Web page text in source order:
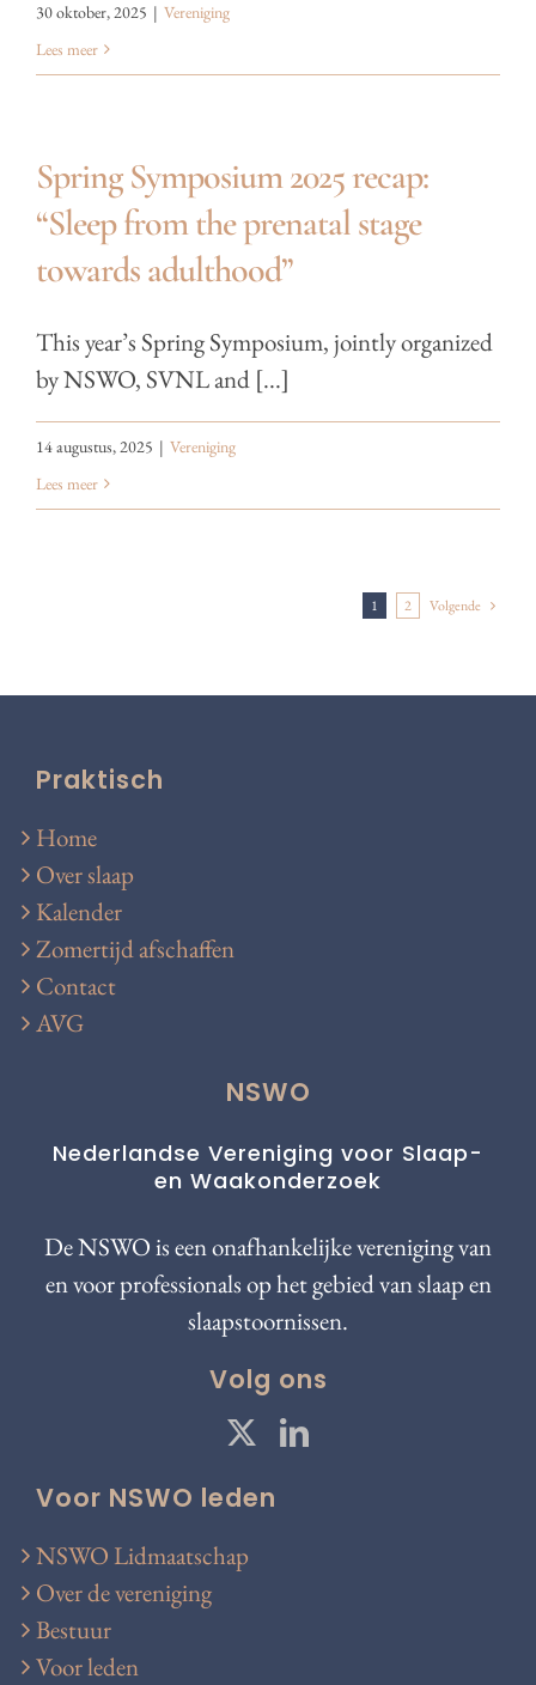
30 oktober, 2025 | Vereniging
Lees meer
Spring Symposium 2025 recap:
“Sleep from the prenatal stage
towards adulthood”
This year’s Spring Symposium, jointly organized
by NSWO, SVNL and [...]
14 augustus, 2025 | Vereniging
Lees meer
1 2 Volgende
Praktisch
Home
Over slaap
Kalender
Zomertijd afschaffen
Contact
AVG
NSWO
Nederlandse Vereniging voor Slaap-
en Waakonderzoek
De NSWO is een onafhankelijke vereniging van
en voor professionals op het gebied van slaap en
slaapstoornissen.
Volg ons
Voor NSWO leden
NSWO Lidmaatschap
Over de vereniging
Bestuur
Voor leden